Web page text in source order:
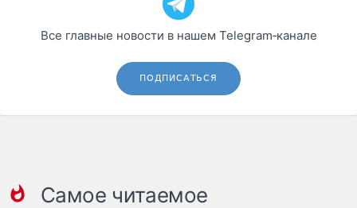
транспорт
Спецтехника
Автосервис,
запчасти, шины
Дзен
Все главные новости в нашем Telegram‑канале
ПОДПИСАТЬСЯ
Самое читаемое